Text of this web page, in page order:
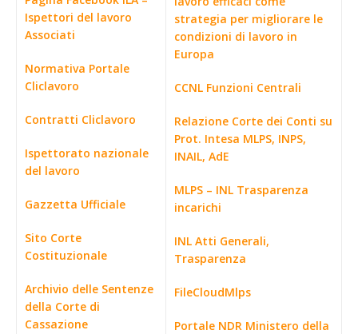
Ispettori del lavoro
Associati
Normativa Portale
Cliclavoro
Contratti Cliclavoro
Ispettorato nazionale
del lavoro
Gazzetta Ufficiale
Sito Corte
Costituzionale
Archivio delle Sentenze
della Corte di
Cassazione
strategia per migliorare le
condizioni di lavoro in
Europa
CCNL Funzioni Centrali
Relazione Corte dei Conti su
Prot. Intesa MLPS, INPS,
INAIL, AdE
MLPS – INL Trasparenza
incarichi
INL Atti Generali,
Trasparenza
FileCloudMlps
Portale NDR Ministero della